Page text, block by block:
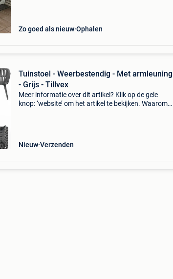
Zo goed als nieuw Ophalen
Tuinstoel - Weerbestendig - Met armleuning
- Grijs - Tillvex
Meer informatie over dit artikel? Klik op de gele
knop: ‘website’ om het artikel te bekijken. Waarom
Nieuw Verzenden